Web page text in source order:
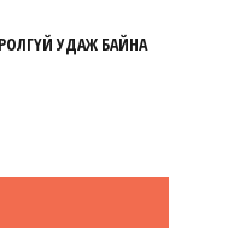
УДАЖ БАЙНА